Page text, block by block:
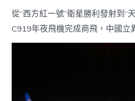
從“西方紅一號”衛星勝利發射到“
C919年夜飛機完成商飛，中國立